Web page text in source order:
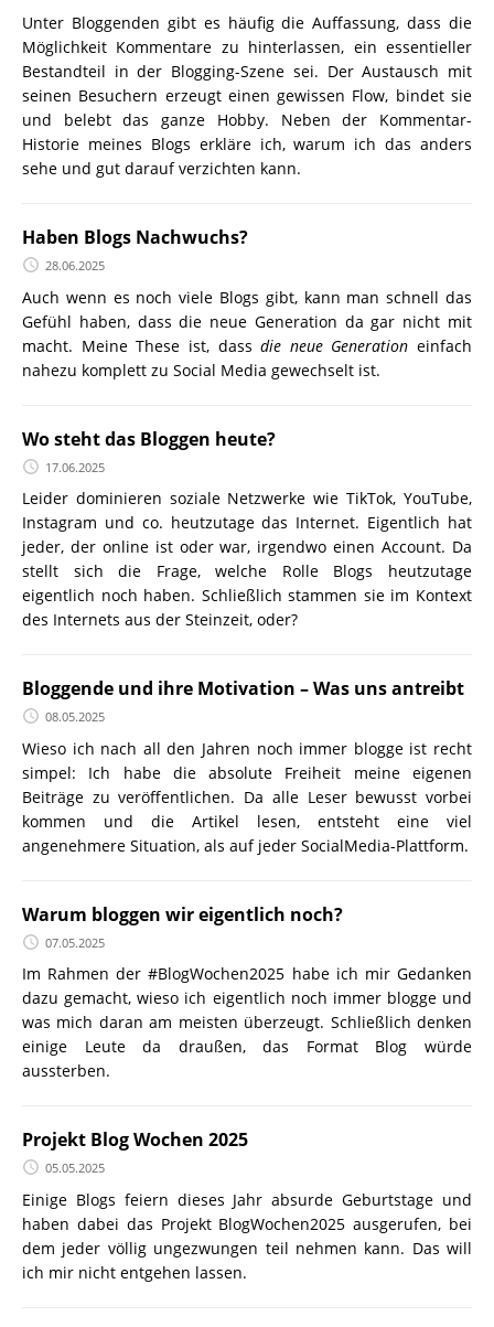
Unter Bloggenden gibt es häufig die Auffassung, dass die
Möglichkeit Kommentare zu hinterlassen, ein essentieller
Bestandteil in der Blogging-Szene sei. Der Austausch mit
seinen Besuchern erzeugt einen gewissen Flow, bindet sie
und belebt das ganze Hobby. Neben der Kommentar-
Historie meines Blogs erkläre ich, warum ich das anders
sehe und gut darauf verzichten kann.
Haben Blogs Nachwuchs?
28.06.2025
Auch wenn es noch viele Blogs gibt, kann man schnell das
Gefühl haben, dass die neue Generation da gar nicht mit
macht. Meine These ist, dassdie neue Generation einfach
nahezu komplett zu Social Media gewechselt ist.
Wo steht das Bloggen heute?
17.06.2025
Leider dominieren soziale Netzwerke wie TikTok, YouTube,
Instagram und co. heutzutage das Internet. Eigentlich hat
jeder, der online ist oder war, irgendwo einen Account. Da
stellt sich die Frage, welche Rolle Blogs heutzutage
eigentlich noch haben. Schließlich stammen sie im Kontext
des Internets aus der Steinzeit, oder?
Bloggende und ihre Motivation – Was uns antreibt
08.05.2025
Wieso ich nach all den Jahren noch immer blogge ist recht
simpel: Ich habe die absolute Freiheit meine eigenen
Beiträge zu veröffentlichen. Da alle Leser bewusst vorbei
kommen und die Artikel lesen, entsteht eine viel
angenehmere Situation, als auf jeder SocialMedia-Plattform.
Warum bloggen wir eigentlich noch?
07.05.2025
Im Rahmen der #BlogWochen2025 habe ich mir Gedanken
dazu gemacht, wieso ich eigentlich noch immer blogge und
was mich daran am meisten überzeugt. Schließlich denken
einige Leute da draußen, das Format Blog würde
aussterben.
Projekt Blog Wochen 2025
05.05.2025
Einige Blogs feiern dieses Jahr absurde Geburtstage und
haben dabei das Projekt BlogWochen2025 ausgerufen, bei
dem jeder völlig ungezwungen teil nehmen kann. Das will
ich mir nicht entgehen lassen.